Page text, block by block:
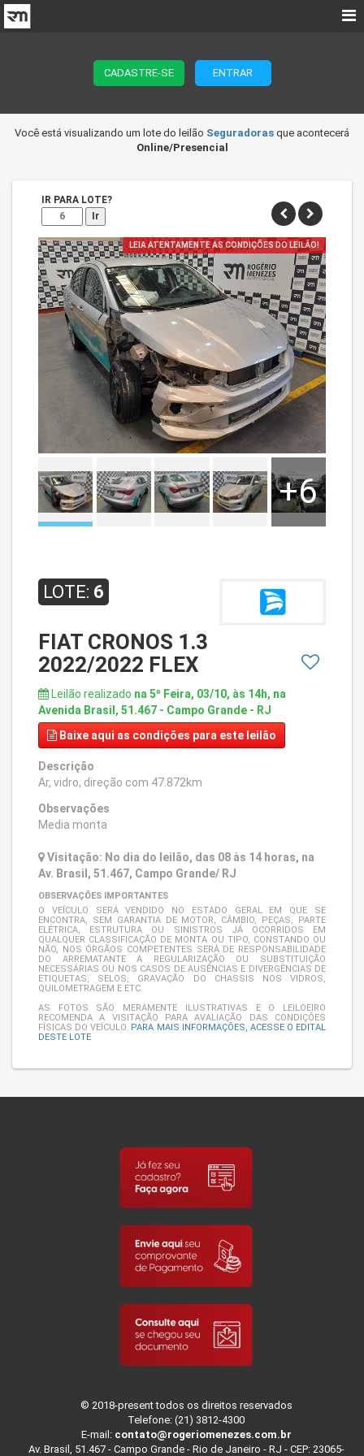
CADASTRE-SE ENTRAR
Você está visualizando um lote do leilão Seguradoras que acontecerá
Online/Presencial
IR PARA LOTE?
Ir
LEIA ATENTAMENTE AS CONDIÇÕES DO LEILÃO!
+6
LOTE: 6
FIAT CRONOS 1.3
2022/2022 FLEX
Leilão realizado na 5º Feira, 03/10, às 14h, na
Avenida Brasil, 51.467 - Campo Grande - RJ
Baixe aqui as condições para este leilão
Descrição
Ar, vidro, direção com 47.872km
Observações
Media monta
Visitação: No dia do leilão, das 08 às 14 horas, na
Av. Brasil, 51.467, Campo Grande/ RJ
OBSERVAÇÕES IMPORTANTES
O VEÍCULO SERÁ VENDIDO NO ESTADO GERAL EM QUE SE
ENCONTRA, SEM GARANTIA DE MOTOR, CÂMBIO, PEÇAS, PARTE
ELÉTRICA, ESTRUTURA OU SINISTROS JÁ OCORRIDOS EM
QUALQUER CLASSIFICAÇÃO DE MONTA OU TIPO, CONSTANDO OU
NÃO, NOS ÓRGÃOS COMPETENTES SERÁ DE RESPONSABILIDADE
DO ARREMATANTE A REGULARIZAÇÃO OU SUBSTITUIÇÃO
NECESSÁRIAS OU NOS CASOS DE AUSÊNCIAS E DIVERGÊNCIAS DE
ETIQUETAS, SELOS, GRAVAÇÃO DO CHASSIS NOS VIDROS,
QUILOMETRAGEM E ETC.
AS FOTOS SÃO MERAMENTE ILUSTRATIVAS E O LEILOEIRO
RECOMENDA A VISITAÇÃO PARA AVALIAÇÃO DAS CONDIÇÕES
FÍSICAS DO VEÍCULO. PARA MAIS INFORMAÇÕES, ACESSE O EDITAL
DESTE LOTE
© 2018-present todos os direitos reservados
Telefone: (21) 3812-4300
E-mail: contato@rogeriomenezes.com.br
Av. Brasil, 51.467 - Campo Grande - Rio de Janeiro - RJ - CEP: 23065-